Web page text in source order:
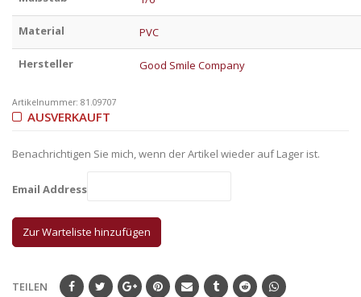
Material PVC
Hersteller Good Smile Company
Artikelnummer: 81.09707
AUSVERKAUFT
Benachrichtigen Sie mich, wenn der Artikel wieder auf Lager ist.
Email Address
TEILEN